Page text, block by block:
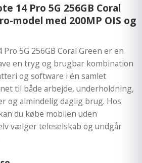
14 Pro 5G 256GB Coral
model med 200MP OIS og
5G 256GB Coral Green er en
en tryg og brugbar kombination
og software i én samlet
til både arbejde, underholdning,
og almindelig daglig brug. Hos
du købe mobilen uden
vælger teleselskab og undgår